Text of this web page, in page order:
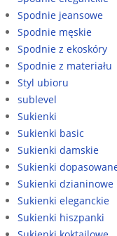
Spodnie jeansowe
Spodnie męskie
Spodnie z ekoskóry
Spodnie z materiału
Styl ubioru
sublevel
Sukienki
Sukienki basic
Sukienki damskie
Sukienki
Sukienki dzianinowe
Sukienki eleganckie
Sukienki hiszpanki